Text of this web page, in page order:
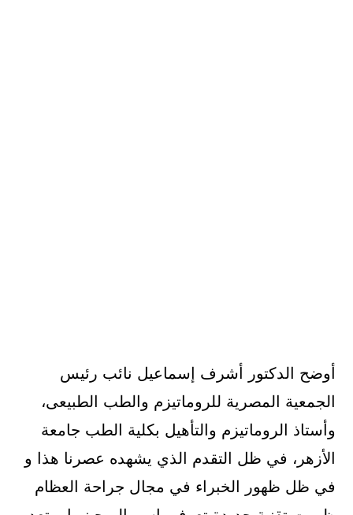
أوضح الدكتور أشرف إسماعيل نائب رئيس
الجمعية المصرية للروماتيزم والطب الطبيعى،
وأستاذ الروماتيزم والتأهيل بكلية الطب جامعة
الأزهر، في ظل التقدم الذي يشهده عصرنا هذا و
في ظل ظهور الخبراء في مجال جراحة العظام